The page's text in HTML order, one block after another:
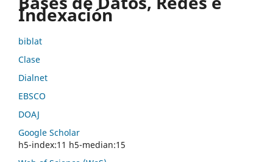
Indexación
biblat
Clase
Dialnet
EBSCO
DOAJ
Google Scholar
h5-index:11 h5-median:15